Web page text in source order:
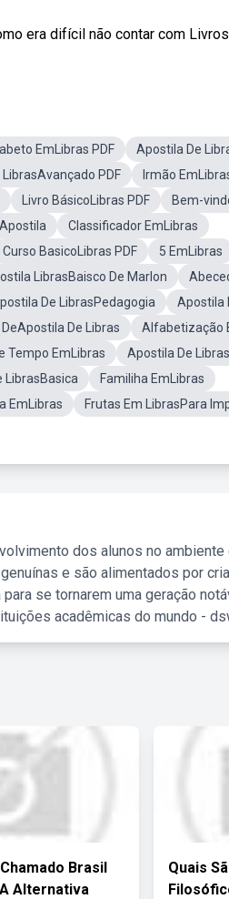
era difícil não contar com
EmLibras PDF
Apostila De
PDF Irmão
Livro BásicoLibras PDF
Bem-
Classificador EmLibras
Curso BasicoLibras PDF
5 EmLibras
LibrasBaisco De Marlon
De LibrasPedagogia
Apostila
De Libras
Alfabetização
Tempo EmLibras
Apostila De
LibrasBasica
Familiha EmLibras
EmLibras
Frutas Em LibrasPara
dos alunos no ambiente
e são alimentados por
se tornarem uma geração
acadêmicas do mundo -
Brasil
Alternativa
Quais